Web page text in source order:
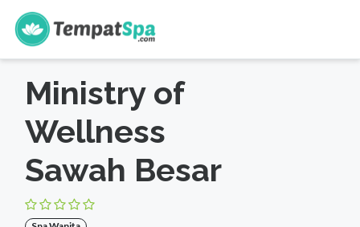
s
Ministry of
Wellness
Sawah Besar